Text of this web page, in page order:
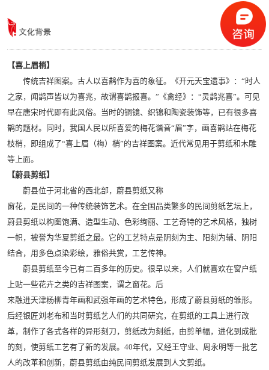
【喜上眉梢】
传统吉祥图案。古人以喜鹊作为喜的象征。《开元天宝遗事》：“时人
之家，闻鹊声皆以为喜兆，故谓喜鹊报喜。”《禽经》：“灵鹊兆喜”。可见
早在唐宋时代即有此风俗。当时的铜镜、织锦和陶瓷装饰等，已有很多喜
鹊的题材。同时，我国人民以所喜爱的梅花谐音“眉”字，画喜鹊站在梅花
枝梢，即组成了“喜上眉（梅）梢”的吉祥图案。近代常见用于剪纸和木雕
等上面。
【蔚县剪纸】
蔚县位于河北省的西北部，蔚县剪纸又称
窗花，是民间的一种传统装饰艺术。在全国品类繁多的民间剪纸艺坛上，
蔚县剪纸以构图饱满、造型生动、色彩绚丽、工艺奇特的艺术风格，独树
一帜，被誉为华夏剪纸之最。它的工艺特点是阴刻为主、阳刻为辅、阴阳
结合，用多色点染彩绘，雅俗共赏，工艺传神。
蔚县剪纸至今已有二百多年的历史。很早以来，
人们就喜欢在窗户纸
上贴一些花卉之类的吉祥图案，谓之窗花。后
来融进天津杨柳青年画和武强年画的艺术特色，形成了蔚县剪纸的雏形。
后经银匠刘老布和当时剪纸艺人们的共同研究，在剪纸的工具上进行改
革，制作了各式各样的异形刻刀，剪纸改为刻纸，由剪单幅，进化到成批
的刻，使剪纸工艺有了新的发展。40年代，又经王守业、周永明等一批艺
人的改革和创新，蔚县剪纸由纯民间剪纸发展到人文剪纸。